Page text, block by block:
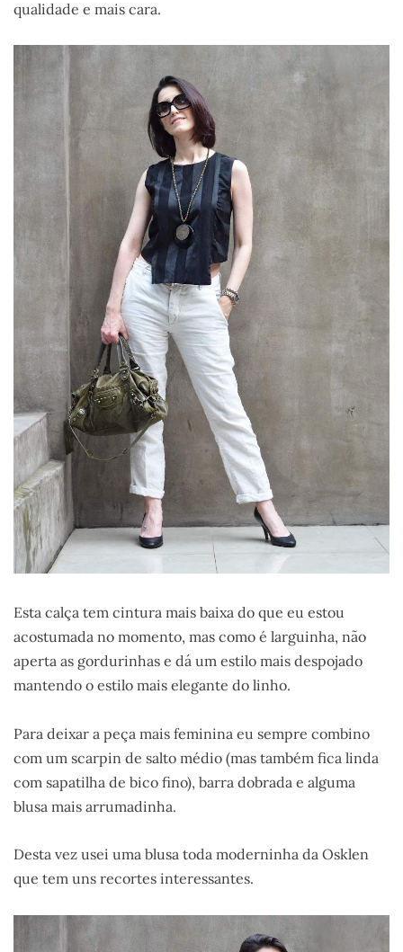
qualidade e mais cara.
Esta calça tem cintura mais baixa do que eu estou
acostumada no momento, mas como é larguinha, não
aperta as gordurinhas e dá um estilo mais despojado
mantendo o estilo mais elegante do linho.
Para deixar a peça mais feminina eu sempre combino
com um scarpin de salto médio (mas também fica linda
com sapatilha de bico fino), barra dobrada e alguma
blusa mais arrumadinha.
Desta vez usei uma blusa toda moderninha da Osklen
que tem uns recortes interessantes.